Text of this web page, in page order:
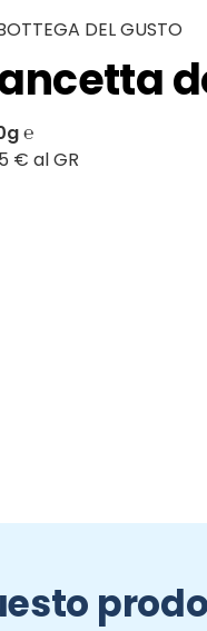
DEL GUSTO
℮
€ al GR